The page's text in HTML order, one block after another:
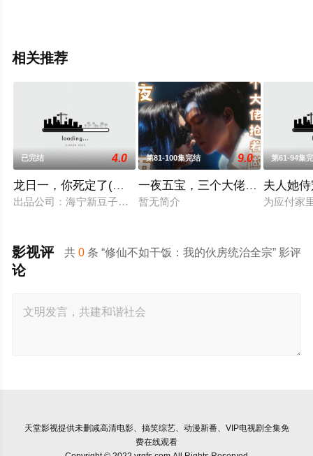
相关推荐
已完结 4.0
龙日一，你死定了(短剧)
出品公司：海宁新豆子影视传媒有限公司、北京九和龙胜文化
第81-100集完结 9.0
一夜五宝，三个大佬抢着当爹地
暂无简介
第61-94集
夫人她
为应付家
共0 条 “修仙不如干饭：我的伙房统治全宗” 影评
影视评
论
天堂影视提供未删减高清电影、搞笑综艺、动漫新番、VIP电视剧全集免
费在线观看